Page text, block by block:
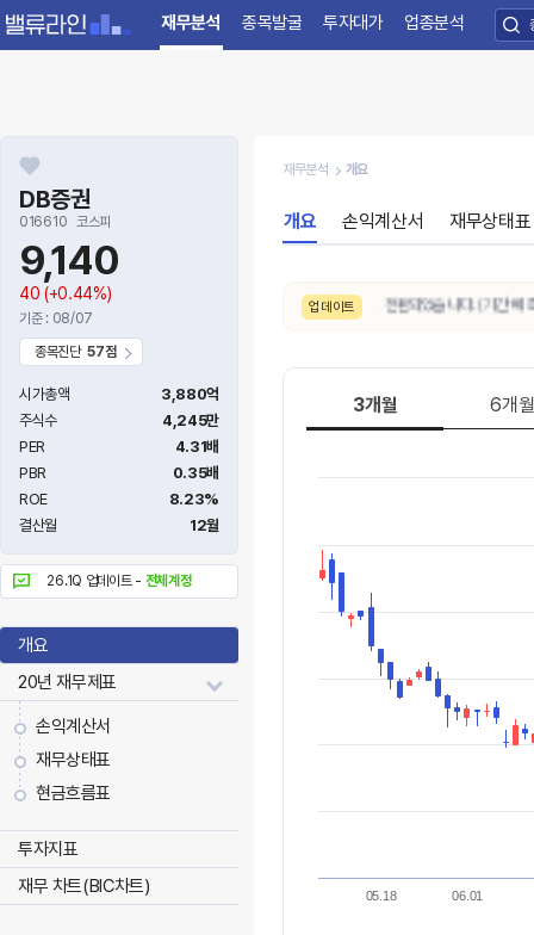
재무분석 종목발굴 투자대가 업종분석
DB증권
016610 코스피
9,140
40 (+0.44%)
기준 : 08/07
종목진단57점
시가총액
3,880억
주식수
4,245만
PER
4.31배
PBR
0.35배
ROE
8.23%
결산월
12월
26.1Q 업데이트 - 전체계정
개요
20년 재무제표
손익계산서
재무상태표
현금흐름표
투자지표
재무 차트(BIC차트)
재무분석 개요
개요 손익계산서 재무상태표
업데이트
상승으로 전환되었습니다. (기간 예측상
3개월 6개월
05.18 06.01